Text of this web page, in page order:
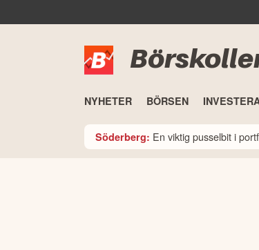
NYHETER BÖRSEN
Söderberg: En viktig pusselbit i